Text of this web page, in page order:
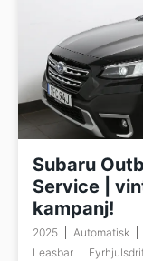
Subaru
Service |
kampanj!
2025 Automatisk
Leasbar